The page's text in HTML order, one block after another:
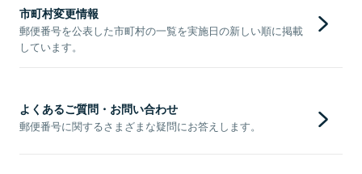
市町村変更情報
郵便番号を公表した市町村の一覧を実施日の新しい順に掲載
しています。
よくあるご質問・お問い合わせ
郵便番号に関するさまざまな疑問にお答えします。